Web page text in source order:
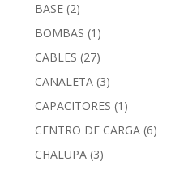
BASE (2)
BOMBAS (1)
CABLES (27)
CANALETA (3)
CAPACITORES (1)
CENTRO DE CARGA (6)
CHALUPA (3)